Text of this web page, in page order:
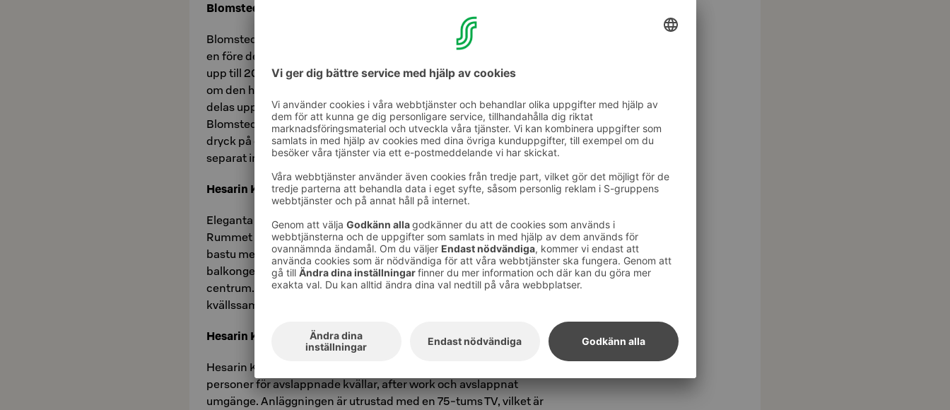
Blomstedt
Blomstedts unika fest- och evenemangslokal ligger på platsen för
en före detta bankhall och erbjuder en unik miljö för evenemang för
upp till 200 personer. Den eleganta och tidlösa interiören påminner
om den historiska atmosfären på Helsingfors Bank. Blomstedt kan
delas upp i två mindre utrymmen: Ernest och Märta. I anslutning till
Blomstedt finns en stilren lobby där det går att visa upp mat och
dryck på ett imponerande sätt. Dessutom har festsalen en egen
separat ingång från Universitetsgatans sida.
Hesarin Kattosauna (takbastu)
Eleganta Kattosauna öppnade helt förnyad sommaren 2023.
Rummet har ett mysigt skåp, omklädningsrum, duschmöjligheter,
bastu med fönster och en separat balkong för avsvalkning. Från
balkongen har du en magnifik utsikt över hustaken i Helsingfors
centrum. Lokalen lämpar sig utmärkt för möten och
kvällssammankomster på 6–15 personer.
Hesarin Kirjasto kabinett
Hesarin Kirjasto kabinett på första våningen är lämpligt för ca 30
personer för avslappnade kvällar, after work och avslappnat
umgänge. Anläggningen är utrustad med en 75-tums TV, vilket är